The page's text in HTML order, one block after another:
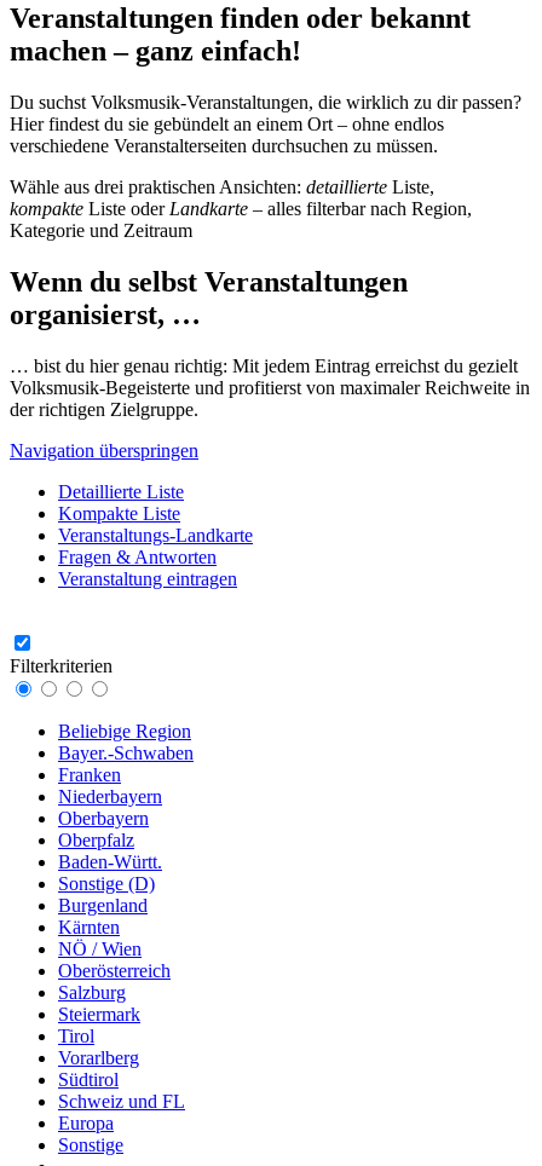
Veranstaltungen finden oder bekannt
machen – ganz einfach!
Du suchst Volksmusik-Veranstaltungen, die wirklich zu dir passen?
Hier findest du sie gebündelt an einem Ort – ohne endlos
verschiedene Veranstalterseiten durchsuchen zu müssen.
Wähle aus drei praktischen Ansichten: detaillierte Liste,
kompakte Liste oder Landkarte – alles filterbar nach Region,
Kategorie und Zeitraum
Wenn du selbst Veranstaltungen
organisierst, …
… bist du hier genau richtig: Mit jedem Eintrag erreichst du gezielt
Volksmusik-Begeisterte und profitierst von maximaler Reichweite in
der richtigen Zielgruppe.
Navigation überspringen
Detaillierte Liste
Kompakte Liste
Veranstaltungs-Landkarte
Fragen & Antworten
Veranstaltung eintragen
Filterkriterien
Beliebige Region
Bayer.-Schwaben
Franken
Niederbayern
Oberbayern
Oberpfalz
Baden-Württ.
Sonstige (D)
Burgenland
Kärnten
NÖ / Wien
Oberösterreich
Salzburg
Steiermark
Tirol
Vorarlberg
Südtirol
Schweiz und FL
Europa
Sonstige